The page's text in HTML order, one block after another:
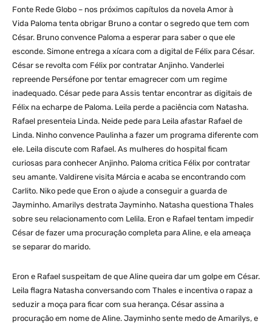
Fonte Rede Globo – nos próximos capítulos da novela Amor à
Vida Paloma tenta obrigar Bruno a contar o segredo que tem com
César. Bruno convence Paloma a esperar para saber o que ele
esconde. Simone entrega a xícara com a digital de Félix para César.
César se revolta com Félix por contratar Anjinho. Vanderlei
repreende Perséfone por tentar emagrecer com um regime
inadequado. César pede para Assis tentar encontrar as digitais de
Félix na echarpe de Paloma. Leila perde a paciência com Natasha.
Rafael presenteia Linda. Neide pede para Leila afastar Rafael de
Linda. Ninho convence Paulinha a fazer um programa diferente com
ele. Leila discute com Rafael. As mulheres do hospital ficam
curiosas para conhecer Anjinho. Paloma critica Félix por contratar
seu amante. Valdirene visita Márcia e acaba se encontrando com
Carlito. Niko pede que Eron o ajude a conseguir a guarda de
Jayminho. Amarilys destrata Jayminho. Natasha questiona Thales
sobre seu relacionamento com Lelila. Eron e Rafael tentam impedir
César de fazer uma procuração completa para Aline, e ela ameaça
se separar do marido.
Eron e Rafael suspeitam de que Aline queira dar um golpe em César.
Leila flagra Natasha conversando com Thales e incentiva o rapaz a
seduzir a moça para ficar com sua herança. César assina a
procuração em nome de Aline. Jayminho sente medo de Amarilys, e